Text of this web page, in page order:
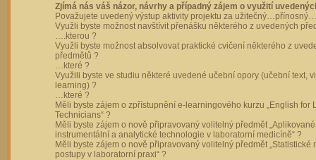
Zjímá nás váš názor, návrhy a případný zájem o využití
Považujete uvedený výstup aktivity projektu za
Využli byste možnost navštívit přenášku některého z uvedených
….kterou ?
Využli byste možnost absolvovat praktické cvičení některého z
předmětů ?
…které ?
Využili byste ve studiu některé uvedené učební opory (učební text,
learning) ?
…které ?
Měli byste zájem o zpřístupnění e-learningového kurzu „English for
Technicians“ ?
Měli byste zájem o nově připravovaný volitelný předmět „Aplikované
instrumentální a analytické technologie v laboratorní medicíně“ ?
Měli byste zájem o nově připravovaný volitelný předmět „Statistické
postupy v laboratorní praxi“ ?